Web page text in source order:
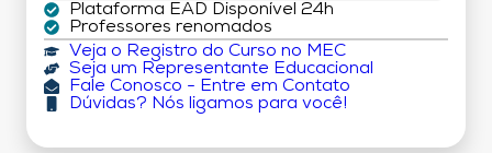
Plataforma EAD Disponível 24h
Professores renomados
Veja o Registro do Curso no MEC
Seja um Representante Educacional
Fale Conosco - Entre em Contato
Dúvidas? Nós ligamos para você!